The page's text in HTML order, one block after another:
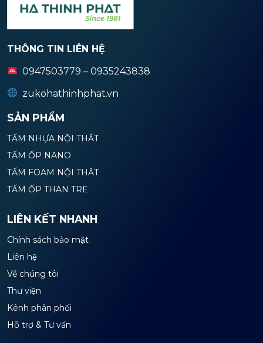
THÔNG TIN LIÊN HỆ
0947503779 – 0935243838
zukohathinhphat.vn
SẢN PHẨM
TẤM NHỰA NỘI THẤT
TẤM ỐP NANO
TẤM FOAM NỘI THẤT
TẤM ỐP THAN TRE
LIÊN KẾT NHANH
Chính sách bảo mật
Liên hệ
Về chúng tôi
Thư viện
Kênh phân phối
Hỗ trợ & Tư vấn